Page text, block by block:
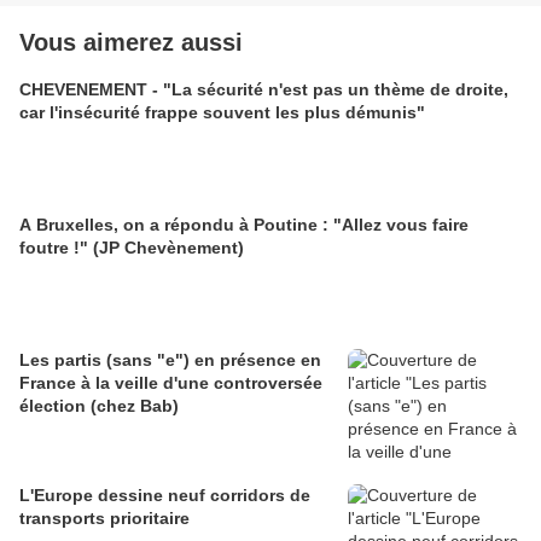
Vous aimerez aussi
CHEVENEMENT - "La sécurité n'est pas un thème de droite,
car l'insécurité frappe souvent les plus démunis"
A Bruxelles, on a répondu à Poutine : "Allez vous faire
foutre !" (JP Chevènement)
Les partis (sans "e") en présence en
France à la veille d'une controversée
élection (chez Bab)
L'Europe dessine neuf corridors de
transports prioritaire